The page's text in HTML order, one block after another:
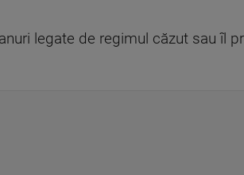
legate de regimul căzut sau îl